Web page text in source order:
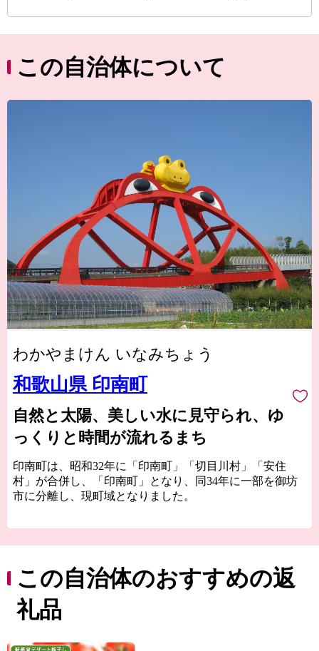
この自治体について
わかやまけん いなみちょう
和歌山県 印南町
自然と太陽、美しい水に見守られ、ゆ
っくりと時間が流れるまち
印南町は、昭和32年に「印南町」「切目川村」「安住
村」が合併し、「印南町」となり、同34年に一部を御坊
市に分離し、現町域となりました。
などの山々が連なっています。また、切目川と印南川が
町の中心部を流れて太平洋に注いでいます。
印南町では、全国に類を見ない「かえる」をテーマと
したユニークな橋（かえる橋）を建設しました。多くの
ネーミングは、『努力、忍耐、飛躍』を象徴する柳に飛
この自治体のおすすめの返
礼品